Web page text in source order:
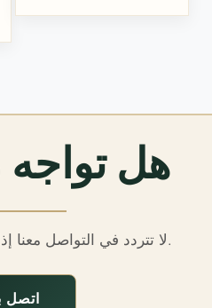
هل
لا تتردد في التواصل معنا إذا كانت لديك أسئلة تقنية.
اتصل